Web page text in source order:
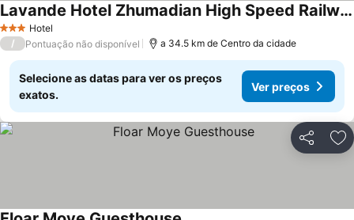
3 EstrelasHotel
Lavande Hotel Zhumadian High Speed Railway Station
/ Pontuação não disponível a 34.5 km de Centro da cidade
Selecione as datas para ver os preços
exatos.
Ver preços
Partilhar